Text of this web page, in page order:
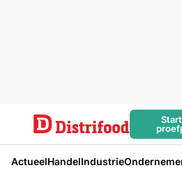
ActueelHandelIndustrie